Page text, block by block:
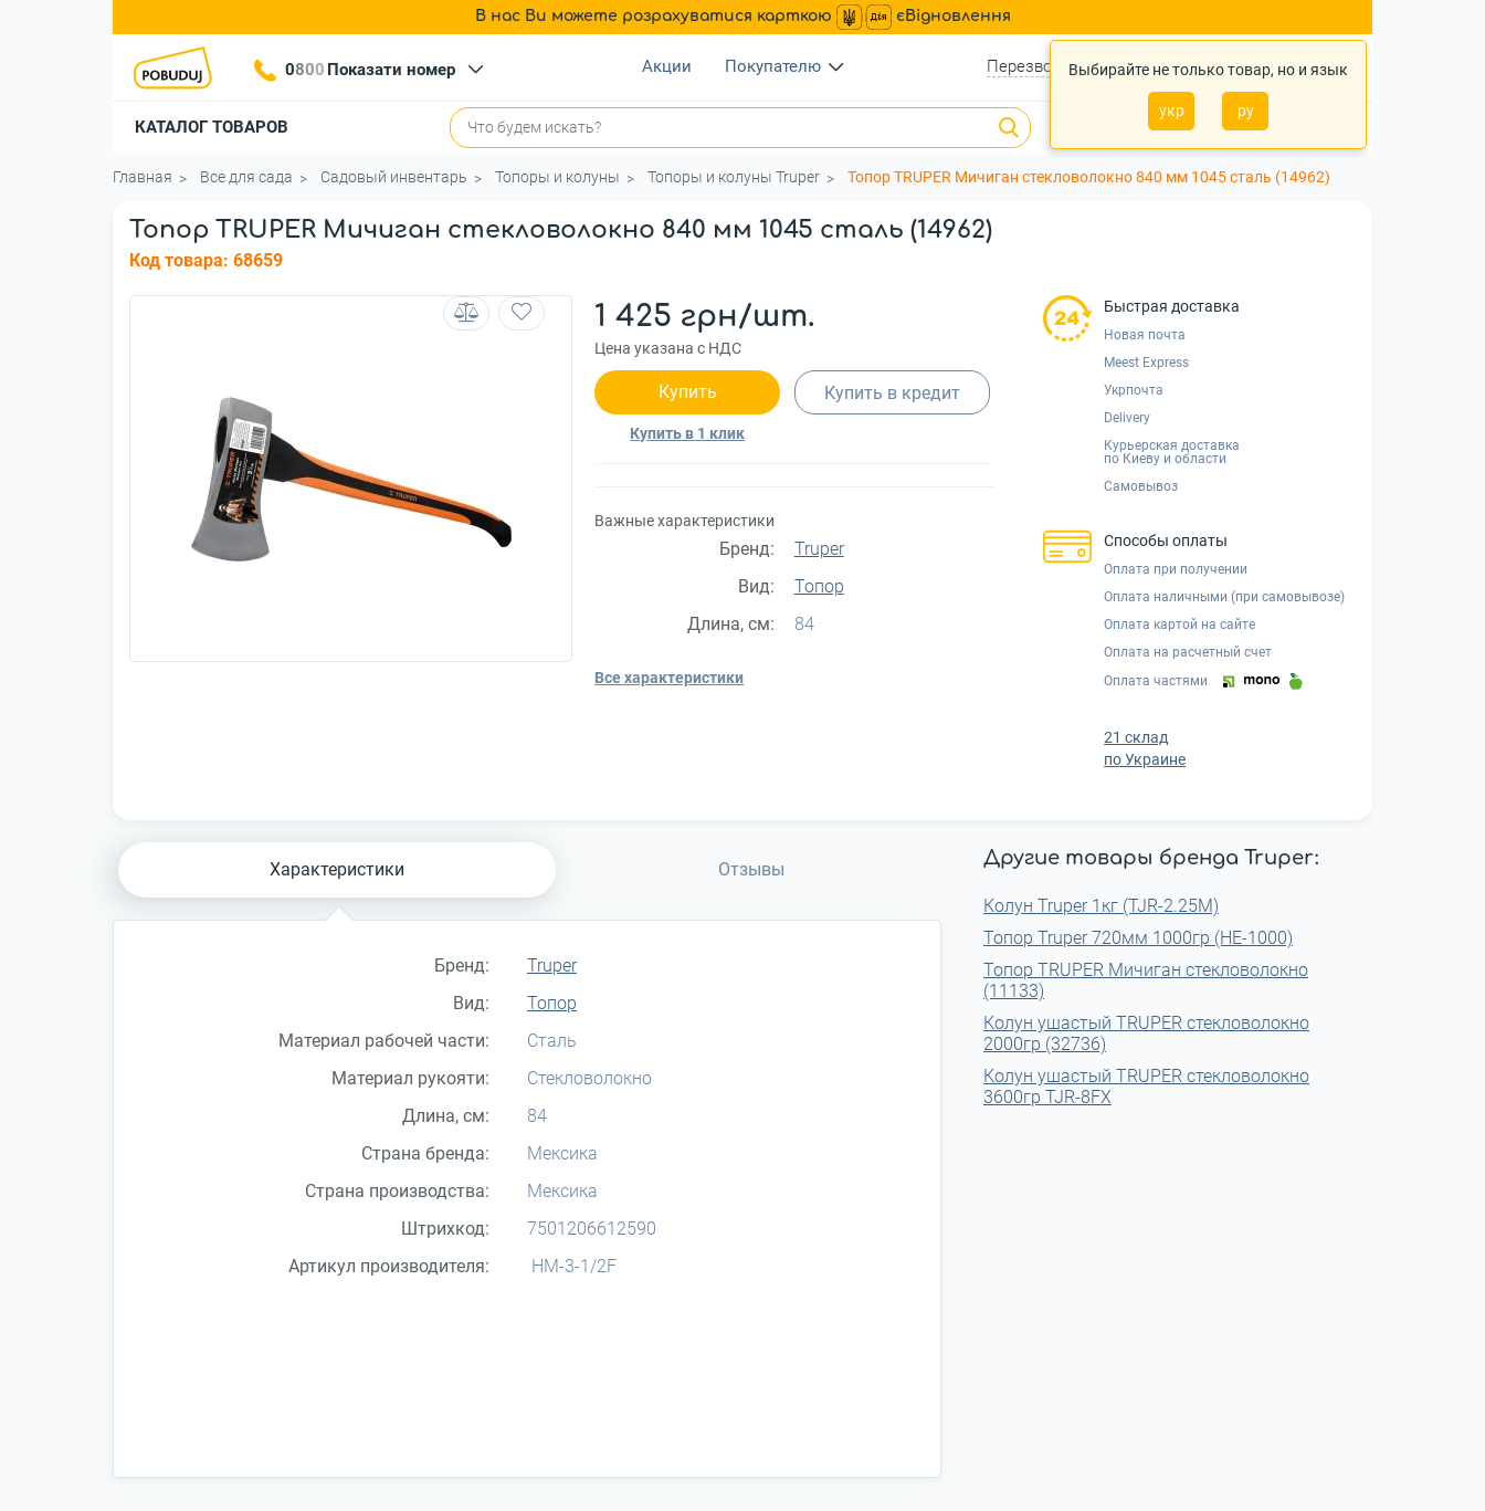
В нас Ви можете розрахуватися карткою єВідновлення
Выбирайте не только товар, но и язык
укр ру
0800 Показати номер Акции Покупателю Перезвонить? Войти Укр Ру
КАТАЛОГ ТОВАРОВ 0
Главная Все для сада Садовый инвентарь Топоры и колуны Топоры и колуны Truper Топор TRUPER Мичиган стекловолокно 840 мм 1045 сталь (14962)
Топор TRUPER Мичиган стекловолокно 840 мм 1045 сталь (14962)
Код товара: 68659
1 425 грн/шт.
Цена указана с НДС
Купить
Купить в 1 клик
Купить в кредит
Важные характеристики
Бренд:
Truper
Вид:
Топор
Длина, см:
84
Все характеристики
Быстрая доставка
Новая почта
Meest Express
Укрпочта
Delivery
Курьерская доставка
по Киеву и области
Самовывоз
Способы оплаты
Оплата при получении
Оплата наличными (при самовывозе)
Оплата картой на сайте
Оплата на расчетный счет
Оплата частями
21 склад
по Украине
Характеристики Отзывы
Бренд:
Truper
Вид:
Топор
Материал рабочей части:
Сталь
Материал рукояти:
Стекловолокно
Длина, см:
84
Страна бренда:
Мексика
Страна производства:
Мексика
Штрихкод:
7501206612590
Артикул производителя:
HM-3-1/2F
Другие товары бренда Truper:
Колун Truper 1кг (TJR-2.25M)
Топор Truper 720мм 1000гр (HE-1000)
Топор TRUPER Мичиган стекловолокно
(11133)
Колун ушастый TRUPER стекловолокно
2000гр (32736)
Колун ушастый TRUPER стекловолокно
3600гр TJR-8FX